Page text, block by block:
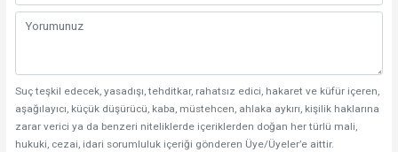
Suç teşkil edecek, yasadışı, tehditkar, rahatsız edici, hakaret ve küfür içeren,
aşağılayıcı, küçük düşürücü, kaba, müstehcen, ahlaka aykırı, kişilik haklarına
zarar verici ya da benzeri niteliklerde içeriklerden doğan her türlü mali,
hukuki, cezai, idari sorumluluk içeriği gönderen Üye/Üyeler’e aittir.